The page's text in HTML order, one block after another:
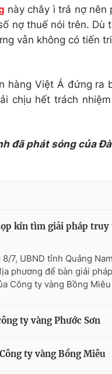
này chây ì trả nợ nên
nợ thuế nói trên. Dù
vẫn không có tiến
hàng Việt Á đứng ra
chịu hết trách
đã phát sóng của
kín tìm giải pháp truy
7, UBND tỉnh Quảng
phương để bàn giải
Công ty vàng Bồng
ty vàng Phước Sơn
ty vàng Bồng Miêu